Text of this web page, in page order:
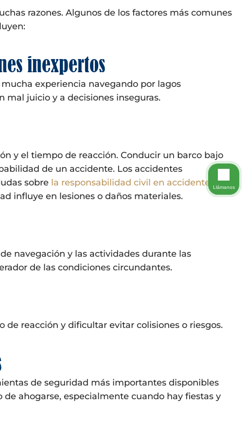
razones. Algunos de los factores más comunes
inexpertos
experiencia navegando por lagos
mal juicio y a decisiones inseguras.
y el tiempo de reacción. Conducir un barco bajo
de un accidente. Los accidentes
sobre la responsabilidad civil en accidentes
influye en lesiones o daños materiales.
navegación y las actividades durante las
de las condiciones circundantes.
reacción y dificultar evitar colisiones o riesgos.
de seguridad más importantes disponibles
ahogarse, especialmente cuando hay fiestas y
Llámanos